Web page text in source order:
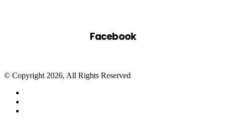
Facebook
© Copyright 2026, All Rights Reserved